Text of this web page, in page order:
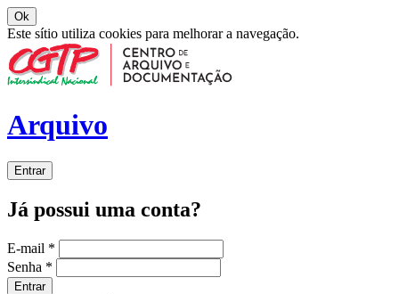
Ok
Este sítio utiliza cookies para melhorar a navegação.
Arquivo
Entrar
Já possui uma conta?
E-mail *
Senha *
Entrar